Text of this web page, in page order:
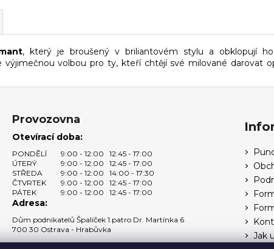
, který je broušený v briliantovém stylu a obklopují
volbou pro ty, kteří chtějí své milované darovat
Provozovna
Otevírací doba:
PONDĚLÍ 9:00 - 12:00
12:45 - 17:00
ÚTERÝ
9:00 - 12:00
12:45 - 17:00
STŘEDA
9:00 - 12:00
14:00 - 17:30
ČTVRTEK
9:00 - 12:00
12:45 - 17:00
PÁTEK
9:00 - 12:00 12:45 - 17:00
Adresa:
Dům podnikatelů Špalíček 1.patro Dr. Martínka 6
700 30 Ostrava - Hrabůvka
Jak